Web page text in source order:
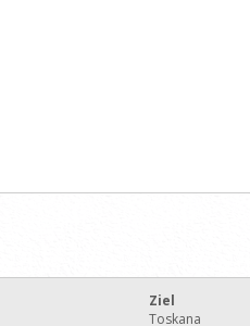
Ziel
Toskana